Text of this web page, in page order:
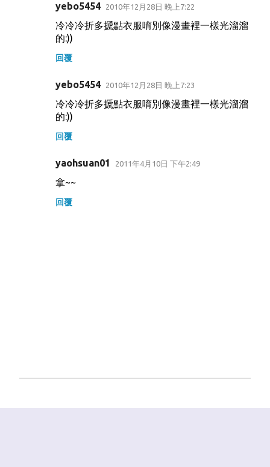
yebo5454 2010年12月28日 晚上7:22
冷冷冷折多搋點衣服唷別像漫畫裡一樣光溜溜
的:))
回覆
yebo5454 2010年12月28日 晚上7:23
冷冷冷折多搋點衣服唷別像漫畫裡一樣光溜溜
的:))
回覆
yaohsuan01 2011年4月10日 下午2:49
拿~~
回覆
貼